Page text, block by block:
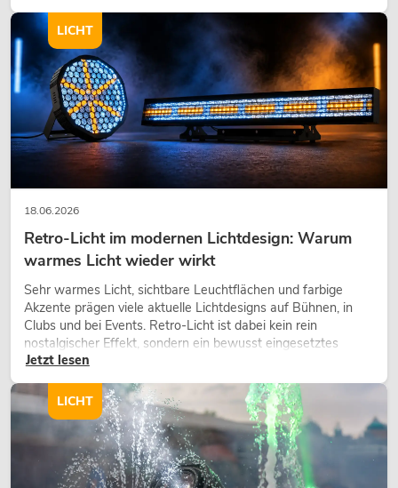
18.06.2026
Retro-Licht im modernen Lichtdesign: Warum
warmes Licht wieder wirkt
Sehr warmes Licht, sichtbare Leuchtflächen und farbige
Akzente prägen viele aktuelle Lichtdesigns auf Bühnen, in
Clubs und bei Events. Retro-Licht ist dabei kein rein
nostalgischer Effekt, sondern ein bewusst eingesetztes
Gestaltungsmittel: Es schafft Atmosphäre, gibt Szenen
wirken lassen.
Jetzt lesen
LICHT
LICHT